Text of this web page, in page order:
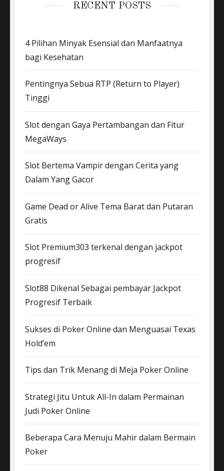
RECENT POSTS
4 Pilihan Minyak Esensial dan Manfaatnya
bagi Kesehatan
Pentingnya Sebua RTP (Return to Player)
Tinggi
Slot dengan Gaya Pertambangan dan Fitur
MegaWays
Slot Bertema Vampir dengan Cerita yang
Dalam Yang Gacor
Game Dead or Alive Tema Barat dan Putaran
Gratis
Slot Premium303 terkenal dengan jackpot
progresif
Slot88 Dikenal Sebagai pembayar Jackpot
Progresif Terbaik
Sukses di Poker Online dan Menguasai Texas
Hold’em
Tips dan Trik Menang di Meja Poker Online
Strategi Jitu Untuk All-In dalam Permainan
Judi Poker Online
Beberapa Cara Menuju Mahir dalam Bermain
Poker